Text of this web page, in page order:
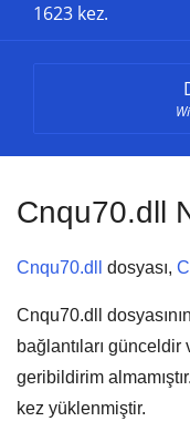
1623 kez.
Cnqu70.dll
Cnqu70.dll dosyası,
Cnqu70.dll
bağlantıları
geribildirim
kez yüklenmiştir.